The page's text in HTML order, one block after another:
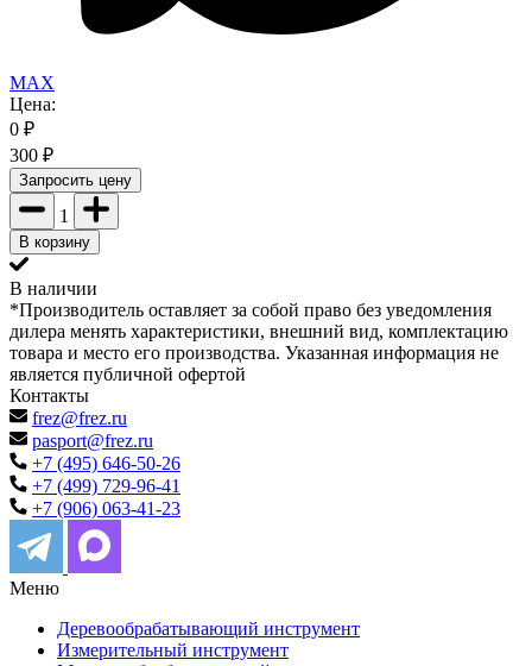
MAX
Цена:
0 ₽
300 ₽
Запросить цену
1
В корзину
В наличии
*Производитель оставляет за собой право без уведомления
дилера менять характеристики, внешний вид, комплектацию
товара и место его производства. Указанная информация не
является публичной офертой
Контакты
frez@frez.ru
pasport@frez.ru
+7 (495) 646-50-26
+7 (499) 729-96-41
+7 (906) 063-41-23
Меню
Деревообрабатывающий инструмент
Измерительный инструмент